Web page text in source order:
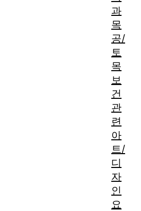
과
목
공/
토
목
보
건
관
련
아
트/
디
자
인
요